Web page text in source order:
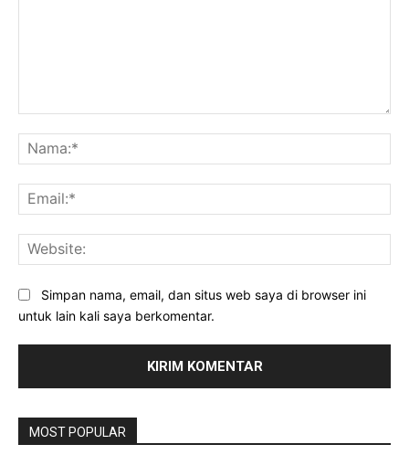
Simpan nama, email, dan situs web saya di browser ini
untuk lain kali saya berkomentar.
MOST POPULAR